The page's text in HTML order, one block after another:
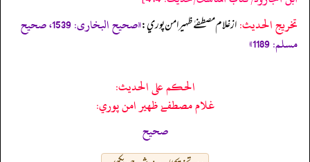
تخریج الحدیث:از غلام مصطفےٰ ظهير امن پوري:
«صحیح البخاری: 1539، صحیح
مسلم: 1189»
الحكم على الحديث:
غلام مصطفےٰ ظهير امن پوري:
صحیح